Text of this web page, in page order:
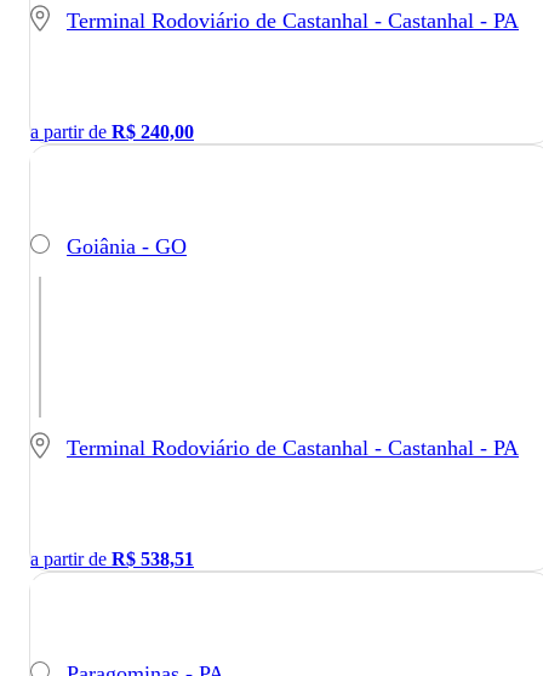
Terminal Rodoviário de Castanhal - Castanhal - PA
a partir de R$ 240,00
Goiânia - GO
Terminal Rodoviário de Castanhal - Castanhal - PA
a partir de R$ 538,51